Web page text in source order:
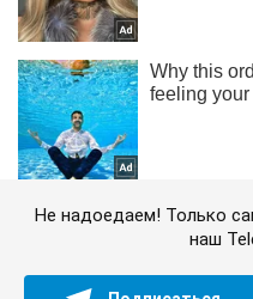
Не надоедаем! Только
наш